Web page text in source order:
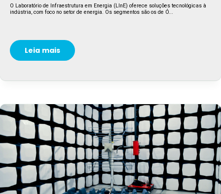
O Laboratório de Infraestrutura em Energia (LInE) oferece soluções tecnológicas à
indústria, com foco no setor de energia. Os segmentos são os de Ó...
Leia mais